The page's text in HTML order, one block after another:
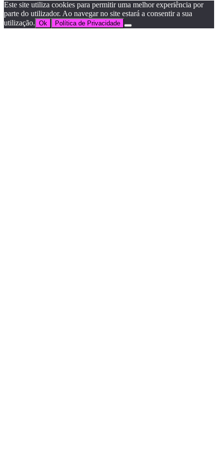
Este site utiliza cookies para permitir uma melhor experiência por
parte do utilizador. Ao navegar no site estará a consentir a sua
utilização. Ok Política de Privacidade